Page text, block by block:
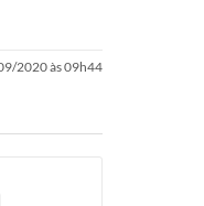
2020 às 09h44